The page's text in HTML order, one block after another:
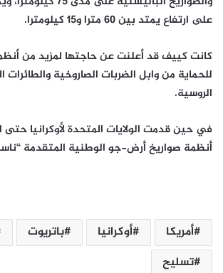
على ارتفاع يمتد بين 60 مترا و15 كيلومترا.
كانت كييف قد أعلنت عن حاجتها لمزيد من
للحماية من وابل الضربات الصاروخية
الروسية.
في حين قدمت الولايات المتحدة لأوكرانيا
أنظمة صواريخ أرض-جو الوطنية المتقدمة
أمريكا أوكرانيا باتريوت
تسليح